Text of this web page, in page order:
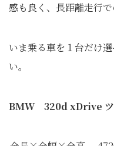
感も良く、長距離走行で
いま乗る車を１台だけ
い。
BMW 320d xDrive ツ